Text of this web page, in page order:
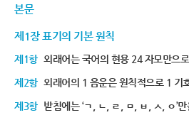
본문
제1장 표기의 기본 원칙
제1항 외래어는 국어의 현용 24 자모만으
제2항 외래어의 1 음운은 원칙적으로 1 기
제3항 받침에는 ‘ㄱ, ㄴ, ㄹ, ㅁ, ㅂ, ㅅ, ㅇ’만